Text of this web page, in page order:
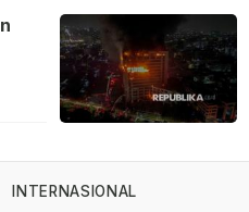
INTERNASIONAL